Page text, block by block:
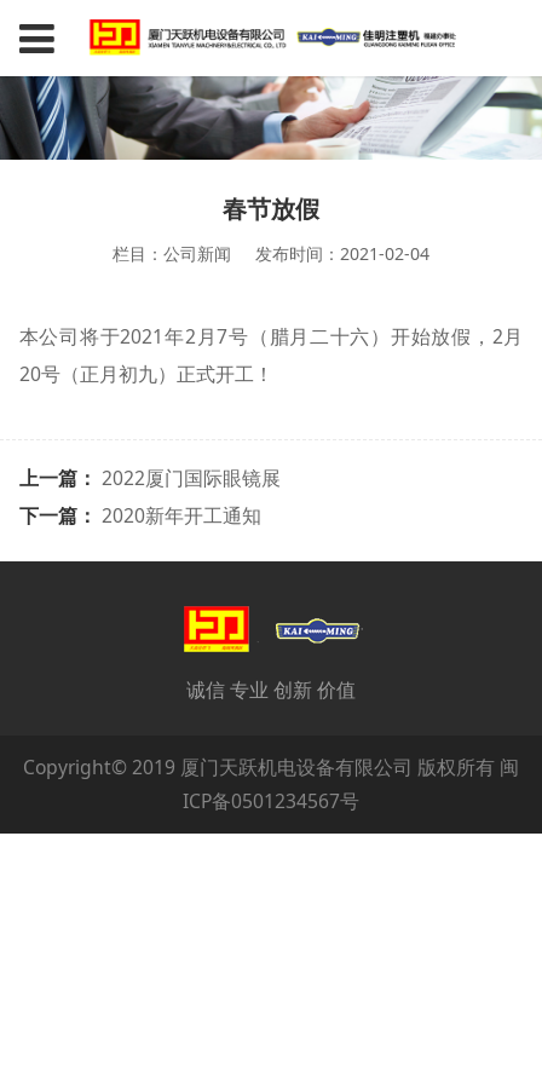
春节放假
栏目：公司新闻 发布时间：2021-02-04
本公司将于2021年2月7号（腊月二十六）开始放假，2月
20号（正月初九）正式开工！
上一篇： 2022厦门国际眼镜展
下一篇： 2020新年开工通知
诚信 专业 创新 价值
Copyright© 2019 厦门天跃机电设备有限公司 版权所有 闽
ICP备0501234567号